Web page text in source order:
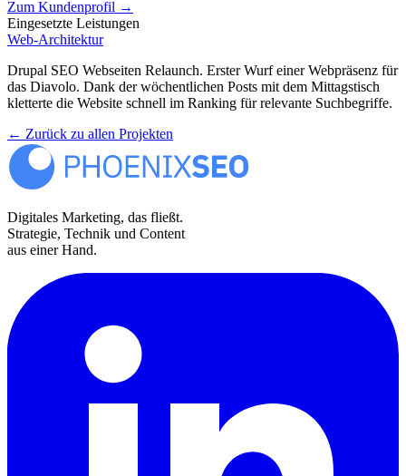
Zum Kundenprofil →
Eingesetzte Leistungen
Web-Architektur
Drupal SEO Webseiten Relaunch. Erster Wurf einer Webpräsenz für
das Diavolo. Dank der wöchentlichen Posts mit dem Mittagstisch
kletterte die Website schnell im Ranking für relevante Suchbegriffe.
← Zurück zu allen Projekten
Digitales Marketing, das fließt.
Strategie, Technik und Content
aus einer Hand.